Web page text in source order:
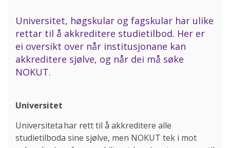
Universitet, høgskular og fagskular har ulike
rettar til å akkreditere studietilbod. Her er
ei oversikt over når institusjonane kan
akkreditere sjølve, og når dei må søke
NOKUT.
Universitet
Universiteta har rett til å akkreditere alle
studietilboda sine sjølve, men NOKUT tek i mot